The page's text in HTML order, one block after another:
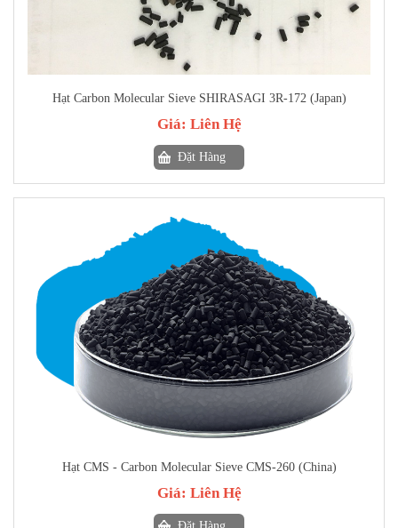
Hạt Carbon Molecular Sieve SHIRASAGI 3R-172 (Japan)
Giá: Liên Hệ
Đặt Hàng
Hạt CMS - Carbon Molecular Sieve CMS-260 (China)
Giá: Liên Hệ